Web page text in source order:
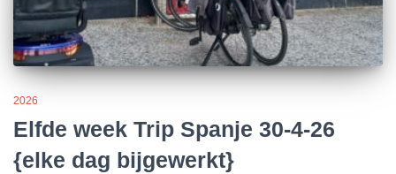
2026
Elfde week Trip Spanje 30-4-26
{elke dag bijgewerkt}